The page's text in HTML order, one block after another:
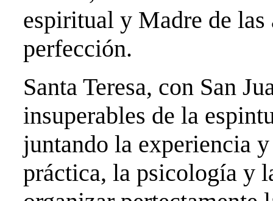
espiritual y Madre de las
perfección.
Santa Teresa, con San
insuperables de la
juntando la experiencia
práctica, la psicología y